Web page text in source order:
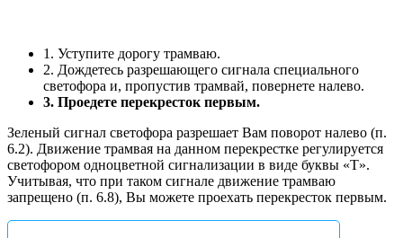
1. Уступите дорогу трамваю.
2. Дождетесь разрешающего сигнала специального
светофора и, пропустив трамвай, повернете налево.
3. Проедете перекресток первым.
Зеленый сигнал светофора разрешает Вам поворот налево (п.
6.2). Движение трамвая на данном перекрестке регулируется
светофором одноцветной сигнализации в виде буквы «Т».
Учитывая, что при таком сигнале движение трамваю
запрещено (п. 6.8), Вы можете проехать перекресток первым.